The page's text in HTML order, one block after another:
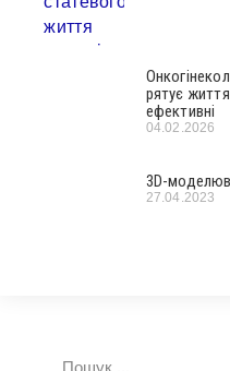
рятує
ефективні
04.02.2026
3D-
27.04.2023